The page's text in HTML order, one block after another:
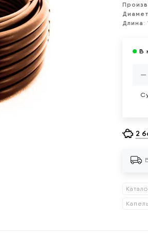
Длина :
2